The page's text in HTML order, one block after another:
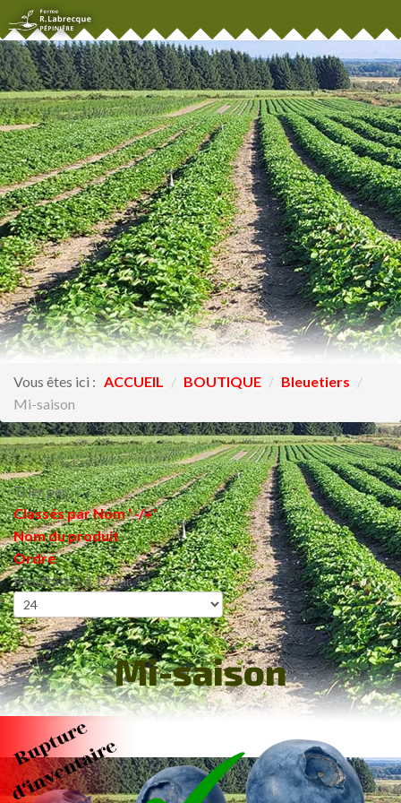
Vous êtes ici : ACCUEIL / BOUTIQUE / Bleuetiers /
Mi-saison
Trier par
Classés par Nom ' -/+'
Nom du produit
Ordre
Résultats 1 à 12 sur 12
Mi-saison